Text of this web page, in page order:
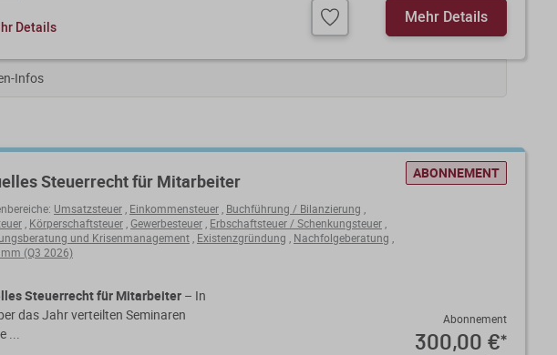
Details
Mehr Details
Infos
ABONNEMENT
Steuerrecht für Mitarbeiter
Umsatzsteuer, Einkommensteuer, Buchführung / Bilanzierung
, Körperschaftsteuer, Gewerbesteuer, Erbschaftsteuer / Schenkungsteuer,
und Krisenmanagement, Existenzgründung Nachfolgeberatung
(Q3 2026)
Steuerrecht für Mitarbeiter– In
das Jahr verteilten Seminaren
...
Abonnement
300,00 €*